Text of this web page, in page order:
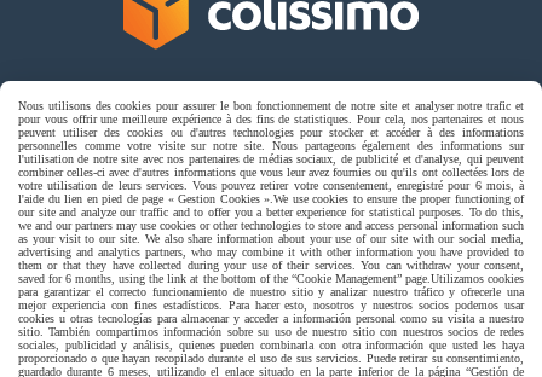
livraison en point relais France
Nous utilisons des cookies pour assurer le bon fonctionnement de notre site et analyser notre trafic et
pour vous offrir une meilleure expérience à des fins de statistiques. Pour cela, nos partenaires et nous
peuvent utiliser des cookies ou d'autres technologies pour stocker et accéder à des informations
personnelles comme votre visite sur notre site. Nous partageons également des informations sur
l'utilisation de notre site avec nos partenaires de médias sociaux, de publicité et d'analyse, qui peuvent
combiner celles-ci avec d'autres informations que vous leur avez fournies ou qu'ils ont collectées lors de
votre utilisation de leurs services. Vous pouvez retirer votre consentement, enregistré pour 6 mois, à
l'aide du lien en pied de page « Gestion Cookies ». We use cookies to ensure the proper functioning of
our site and analyze our traffic and to offer you a better experience for statistical purposes. To do this,
we and our partners may use cookies or other technologies to store and access personal information such
as your visit to our site. We also share information about your use of our site with our social media,
advertising and analytics partners, who may combine it with other information you have provided to
them or that they have collected during your use of their services. You can withdraw your consent,
saved for 6 months, using the link at the bottom of the “Cookie Management” page. Utilizamos cookies
para garantizar el correcto funcionamiento de nuestro sitio y analizar nuestro tráfico y ofrecerle una
mejor experiencia con fines estadísticos. Para hacer esto, nosotros y nuestros socios podemos usar
cookies u otras tecnologías para almacenar y acceder a información personal como su visita a nuestro
sitio. También compartimos información sobre su uso de nuestro sitio con nuestros socios de redes
sociales, publicidad y análisis, quienes pueden combinarla con otra información que usted les haya
proporcionado o que hayan recopilado durante el uso de sus servicios. Puede retirar su consentimiento,
guardado durante 6 meses, utilizando el enlace situado en la parte inferior de la página “Gestión de